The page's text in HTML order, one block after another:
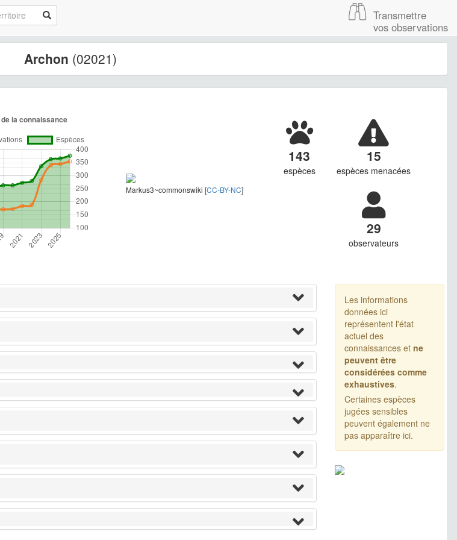
Transmettre
vos observations
Archon (02021)
Markus3~commonswiki [CC-BY-NC]
143
espèces
15
espèces menacées
29
observateurs
Les informations
données ici
représentent l'état
actuel des
connaissances et ne
peuvent être
considérées comme
exhaustives.
Certaines espèces
jugées sensibles
peuvent également ne
pas apparaître ici.